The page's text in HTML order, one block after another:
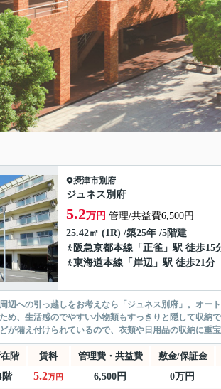
摂津市別府
ジュネス別府
5.2万円 管理/共益費6,500円
25.42㎡ (1R) /築25年 /5階建
阪急京都本線 「 正雀 」駅 徒歩15
東海道本線 「 岸辺 」駅 徒歩21分
辺への引っ越しをお考えなら「ジュネス別府」。オ
め、生活感のでやすい小物類もすっきりと隠して収納
が備え付けられているので、衣類や日用品の収納に重
階 賃料 管理費・共益費 敷金/保証金
階 5.2万円 6,500円 0万円